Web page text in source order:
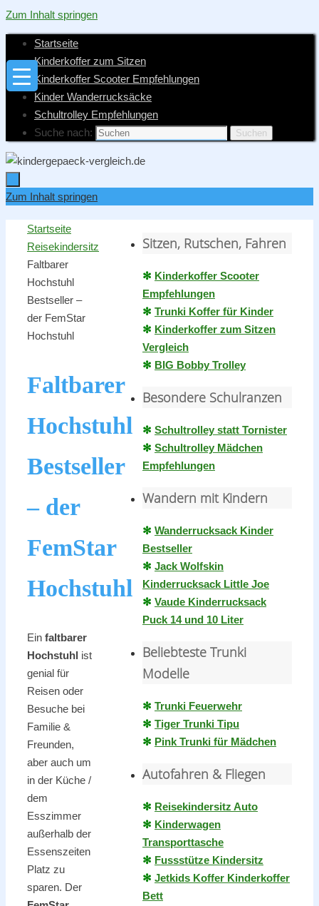
Zum Inhalt springen
Startseite
Kinderkoffer zum Sitzen
Kinderkoffer Scooter Empfehlungen
Kinder Wanderrucksäcke
Schultrolley Empfehlungen
Suche nach:
Suchen
Zum Inhalt springen
Startseite
Reisekindersitz
Faltbarer
Hochstuhl
Bestseller –
der FemStar
Hochstuhl
Faltbarer
Hochstuhl
Bestseller
– der
FemStar
Hochstuhl
Ein faltbarer
Hochstuhl ist
genial für
Reisen oder
Besuche bei
Familie &
Freunden,
aber auch um
in der Küche /
dem
Esszimmer
außerhalb der
Essenszeiten
Platz zu
sparen. Der
Sitzen, Rutschen, Fahren
✻ Kinderkoffer Scooter
Empfehlungen
✻ Trunki Koffer für Kinder
✻ Kinderkoffer zum Sitzen
Vergleich
✻ BIG Bobby Trolley
Besondere Schulranzen
✻ Schultrolley statt Tornister
✻ Schultrolley Mädchen
Empfehlungen
Wandern mit Kindern
✻ Wanderrucksack Kinder
Bestseller
✻ Jack Wolfskin
Kinderrucksack Little Joe
✻ Vaude Kinderrucksack
Puck 14 und 10 Liter
Beliebteste Trunki
Modelle
✻ Trunki Feuerwehr
✻ Tiger Trunki Tipu
✻ Pink Trunki für Mädchen
Autofahren & Fliegen
✻ Reisekindersitz Auto
✻ Kinderwagen
Transporttasche
✻ Fussstütze Kindersitz
✻ Jetkids Koffer Kinderkoffer
Bett